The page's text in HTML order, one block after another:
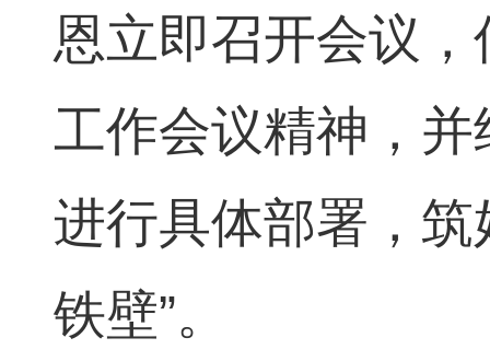
恩立即召开会议
工作会议精神，
进行具体部署，
铁壁”。